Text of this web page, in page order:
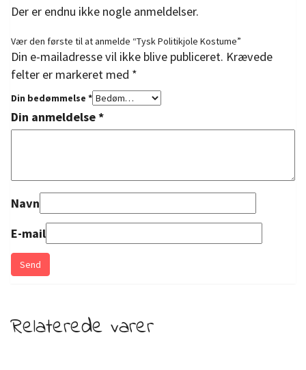
Der er endnu ikke nogle anmeldelser.
Vær den første til at anmelde “Tysk Politikjole Kostume”
Din e-mailadresse vil ikke blive publiceret. Krævede
felter er markeret med *
Din bedømmelse *
Din anmeldelse*
Navn
E-mail
Relaterede varer